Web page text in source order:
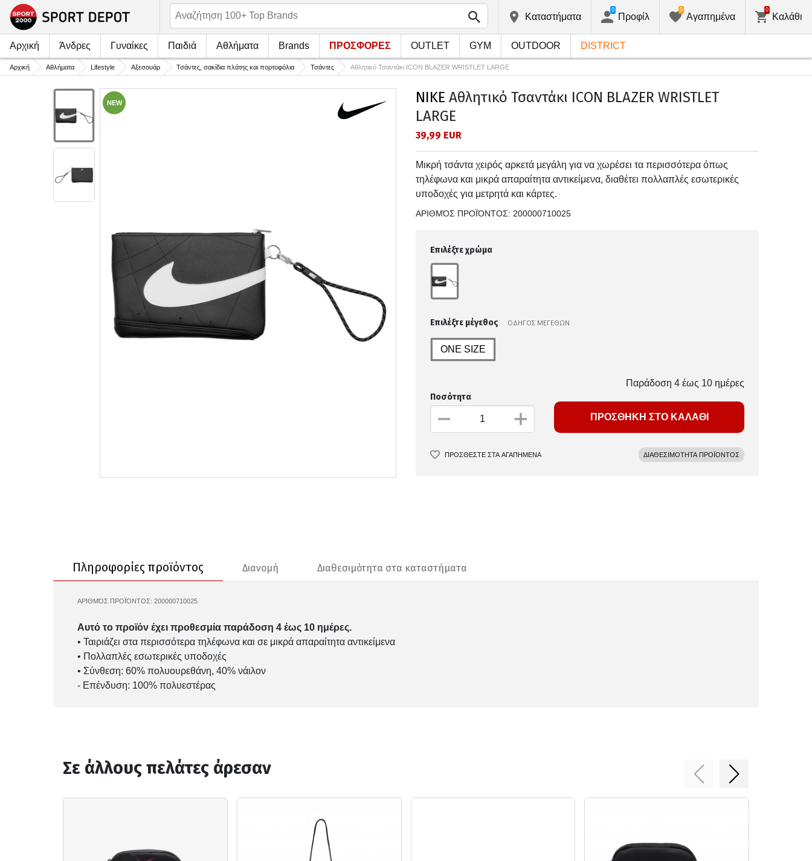
Kαταστήματα Προφίλ
0
Αγαπημένα
0
Καλάθι
0
Αρχική Άνδρες Γυναίκες Παιδιά Αθλήματα Brands ΠΡΟΣΦΟΡΕΣ OUTLET GYM OUTDOOR DISTRICT
Αρχική Αθλήματα Lifestyle Αξεσουάρ Τσάντες, σακίδια πλάτης και πορτοφόλια Τσάντες Αθλητικό Τσαντάκι ICON BLAZER WRISTLET LARGE
NEW NIKE Αθλητικό Τσαντάκι ICON BLAZER WRISTLET
LARGE
39,99 EUR
Μικρή τσάντα χειρός αρκετά μεγάλη για να χωρέσει τα περισσότερα όπως
τηλέφωνα και μικρά απαραίτητα αντικείμενα, διαθέτει πολλαπλές εσωτερικές
υποδοχές για μετρητά και κάρτες.
ΑΡΙΘΜΌΣ ΠΡΟΪΌΝΤΟΣ: 200000710025
Επιλέξτε χρώμα
Επιλέξτε μέγεθος ΟΔΗΓΟΣ ΜΕΓΕΘΩΝ
ONE SIZE
Παράδοση 4 έως 10 ημέρες
Ποσότητα
ΠΡΟΣΘΗΚΗ ΣΤΟ ΚΑΛΑΘΙ
ΠΡΟΣΘΕΣΤΕ ΣΤΑ ΑΓΑΠΗΜΕΝΑ ΔΙΑΘΕΣΙΜΟΤΗΤΑ ΠΡΟΪΟΝΤΟΣ
Πληροφορίες προϊόντος Διανομή Διαθεσιμότητα στα καταστήματα
ΑΡΙΘΜΌΣ ΠΡΟΪΌΝΤΟΣ: 200000710025
Αυτό το προϊόν έχει προθεσμία παράδοση 4 έως 10 ημέρες.
• Ταιριάζει στα περισσότερα τηλέφωνα και σε μικρά απαραίτητα αντικείμενα
• Πολλαπλές εσωτερικές υποδοχές
• Σύνθεση: 60% πολυουρεθάνη, 40% νάιλον
- Επένδυση: 100% πολυεστέρας
Σε άλλους πελάτες άρεσαν